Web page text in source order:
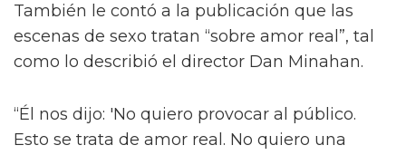
También le contó a la publicación que las
escenas de sexo tratan “sobre amor real”, tal
como lo describió el director Dan Minahan.
“Él nos dijo: 'No quiero provocar al público.
Esto se trata de amor real. No quiero una